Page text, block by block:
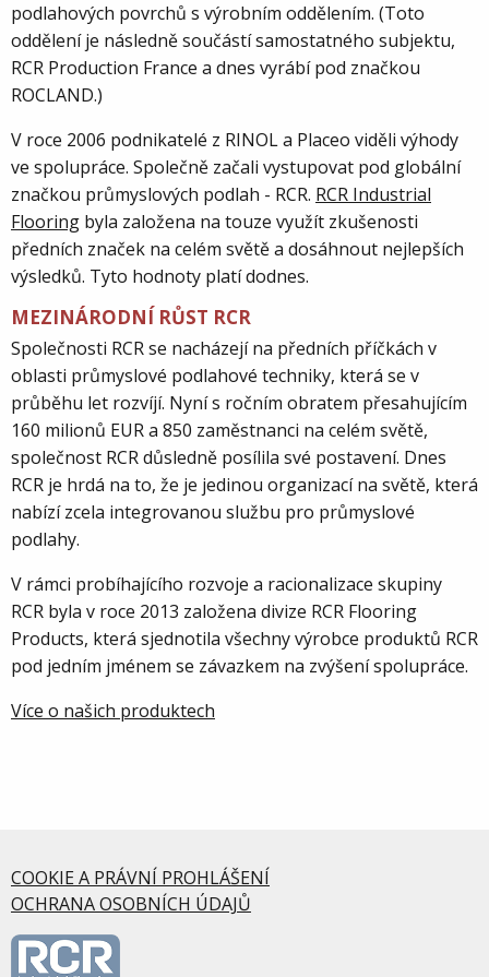
podlahových povrchů s výrobním oddělením. (Toto
oddělení je následně součástí samostatného subjektu,
RCR Production France a dnes vyrábí pod značkou
ROCLAND.)
V roce 2006 podnikatelé z RINOL a Placeo viděli výhody
ve spolupráce. Společně začali vystupovat pod globální
značkou průmyslových podlah - RCR. RCR Industrial
Flooring byla založena na touze využít zkušenosti
předních značek na celém světě a dosáhnout nejlepších
výsledků. Tyto hodnoty platí dodnes.
MEZINÁRODNÍ RŮST RCR
Společnosti RCR se nacházejí na předních příčkách v
oblasti průmyslové podlahové techniky, která se v
průběhu let rozvíjí. Nyní s ročním obratem přesahujícím
160 milionů EUR a 850 zaměstnanci na celém světě,
společnost RCR důsledně posílila své postavení. Dnes
RCR je hrdá na to, že je jedinou organizací na světě, která
nabízí zcela integrovanou službu pro průmyslové
podlahy.
V rámci probíhajícího rozvoje a racionalizace skupiny
RCR byla v roce 2013 založena divize RCR Flooring
Products, která sjednotila všechny výrobce produktů RCR
pod jedním jménem se závazkem na zvýšení spolupráce.
Více o našich produktech
COOKIE A PRÁVNÍ PROHLÁŠENÍ
OCHRANA OSOBNÍCH ÚDAJŮ